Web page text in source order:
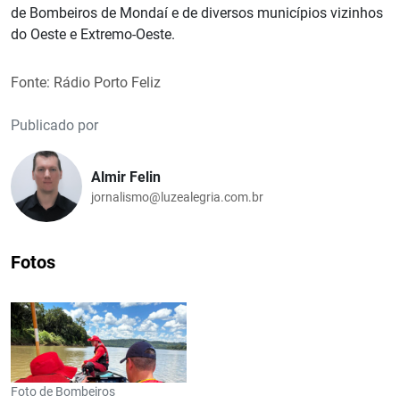
de Bombeiros de Mondaí e de diversos municípios vizinhos
do Oeste e Extremo-Oeste.
Fonte: Rádio Porto Feliz
Publicado por
Almir Felin
jornalismo@luzealegria.com.br
Fotos
Foto de Bombeiros